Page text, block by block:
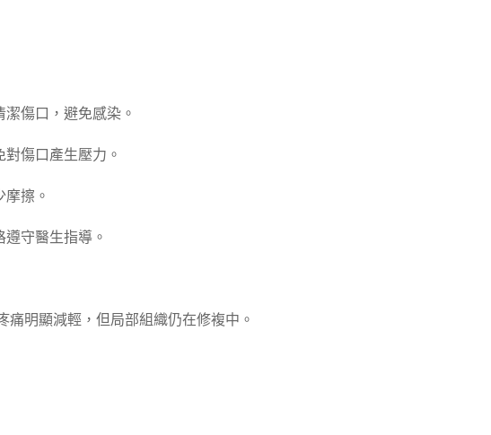
傷口，避免感染。
傷口產生壓力。
擦。
守醫生指導。
明顯減輕，但局部組織仍在修複中。